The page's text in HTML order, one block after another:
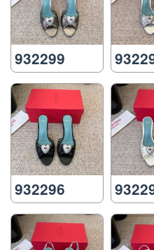
932299
932296